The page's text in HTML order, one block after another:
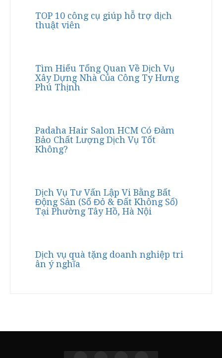
TOP 10 công cụ giúp hỗ trợ dịch
thuật viên
Tìm Hiểu Tổng Quan Về Dịch Vụ
Xây Dựng Nhà Của Công Ty Hưng
Phú Thịnh
Padaha Hair Salon HCM Có Đảm
Bảo Chất Lượng Dịch Vụ Tốt
Không?
Dịch Vụ Tư Vấn Lập Vi Bằng Bất
Động Sản (Sổ Đỏ & Đất Không Sổ)
Tại Phường Tây Hồ, Hà Nội
Dịch vụ quà tặng doanh nghiệp tri
ân ý nghĩa